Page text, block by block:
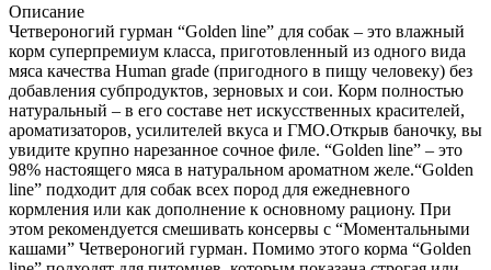
Описание
Четвероногий гурман “Golden line” для собак – это влажный
корм суперпремиум класса, приготовленный из одного вида
мяса качества Human grade (пригодного в пищу человеку) без
добавления субпродуктов, зерновых и сои. Корм полностью
натуральный – в его составе нет искусственных красителей,
ароматизаторов, усилителей вкуса и ГМО.Открыв баночку, вы
увидите крупно нарезанное сочное филе. “Golden line” – это
98% настоящего мяса в натуральном ароматном желе.“Golden
line” подходит для собак всех пород для ежедневного
кормления или как дополнение к основному рациону. При
этом рекомендуется смешивать консервы с “Моментальными
кашами” Четвероногий гурман. Помимо этого корма “Golden